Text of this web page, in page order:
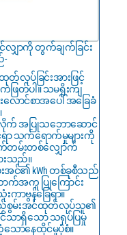
ျှာကို တွက်ချက်ခြင်း
-
တ်လုပ်ခြင်းအားဖြင့်
ြတ်ပါ။ သမရိုးကျ
ောင်စာအပေါ် အခြေခံ
အလိုက် အပြုသဘောဆောင်
ာ သက်ရောက်မှုများကို
မ်းတစ်လျှောက်
းသည်။
အင်၏ kWh တစ်ခုစီသည်
က်အကူ ပြုကြောင်း
းကာဗွန်ခြေရာ။
ြည်စွမ်းအင်ထုတ်လုပ်သူ၏
ာရှိသော သရုပ်ပြမှု
ောနေထိုင်မှုပုံစံ။